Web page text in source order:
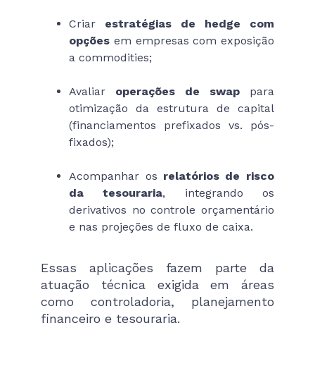
Criar estratégias de hedge com
opções em empresas com exposição
a commodities;
Avaliar operações de swappara
otimização da estrutura de capital
(financiamentos prefixados vs. pós-
fixados);
Acompanhar os relatórios de risco
da tesouraria, integrando os
derivativos no controle orçamentário
e nas projeções de fluxo de caixa.
Essas aplicações fazem parte da
atuação técnica exigida em áreas
como controladoria, planejamento
financeiro e tesouraria.